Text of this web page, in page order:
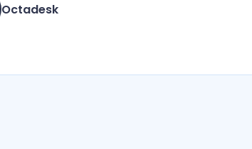
Octadesk